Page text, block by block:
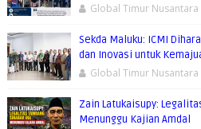
Global Timur Nusantara
Sekda Maluku: ICMI
dan Inovasi untuk
Global Timur Nusantara
Zain Latukaisupy:
Menunggu Kajian Amdal